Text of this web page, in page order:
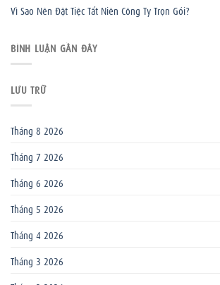
Vì Sao Nên Đặt Tiệc Tất Niên Công Ty Trọn Gói?
BÌNH LUẬN GẦN ĐÂY
LƯU TRỮ
Tháng 8 2026
Tháng 7 2026
Tháng 6 2026
Tháng 5 2026
Tháng 4 2026
Tháng 3 2026